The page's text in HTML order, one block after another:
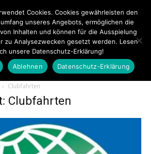
Touristiknews.de
Clubfahrten
Clubfahrten
Cookies. Cookies gewährleisten den
unseres Angebots, ermöglichen die
Inhalten und können für die Ausspielung
zu Analysezwecken gesetzt werden. Lesen
unsere Datenschutz-Erklärung!
Ablehnen Datenschutz-Erklärung